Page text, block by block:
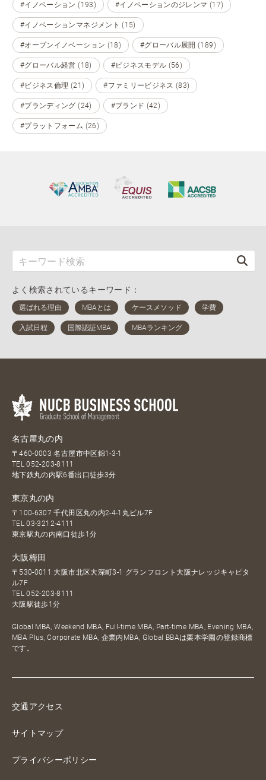
#イノベーション (193) #イノベーションのジレンマ (17)
#イノベーションマネジメント (15)
#オープンイノベーション (18) #グローバル展開 (189)
#グローバル経営 (18) #ビジネスモデル (56)
#ビジネス倫理 (21) #ファミリービジネス (83)
#ブランディング (24) #ブランド (42)
#プラットフォーム (26)
よく検索されているキーワード：
名古屋丸の内
〒460-0003 名古屋市中区錦1-3-1
TEL052-203-8111
地下鉄丸の内駅6番出口徒歩3分
東京丸の内
〒100-6307 千代田区丸の内2-4-1丸ビル7F
TEL03-3212-4111
東京駅丸の内南口徒歩1分
大阪梅田
〒530-0011 大阪市北区大深町3-1 グランフロント大阪ナレッジキャピタ
ル7F
TEL052-203-8111
大阪駅徒歩1分
Global MBA, Weekend MBA, Full-time MBA, Part-time MBA, Evening MBA,
MBA Plus, Corporate MBA, 企業内MBA, Global BBAは栗本学園の登録商標
です。
交通アクセス
サイトマップ
プライバシーポリシー